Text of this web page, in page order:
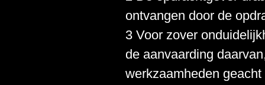
ontvangen door de
3 Voor zover
de aanvaarding
werkzaamheden